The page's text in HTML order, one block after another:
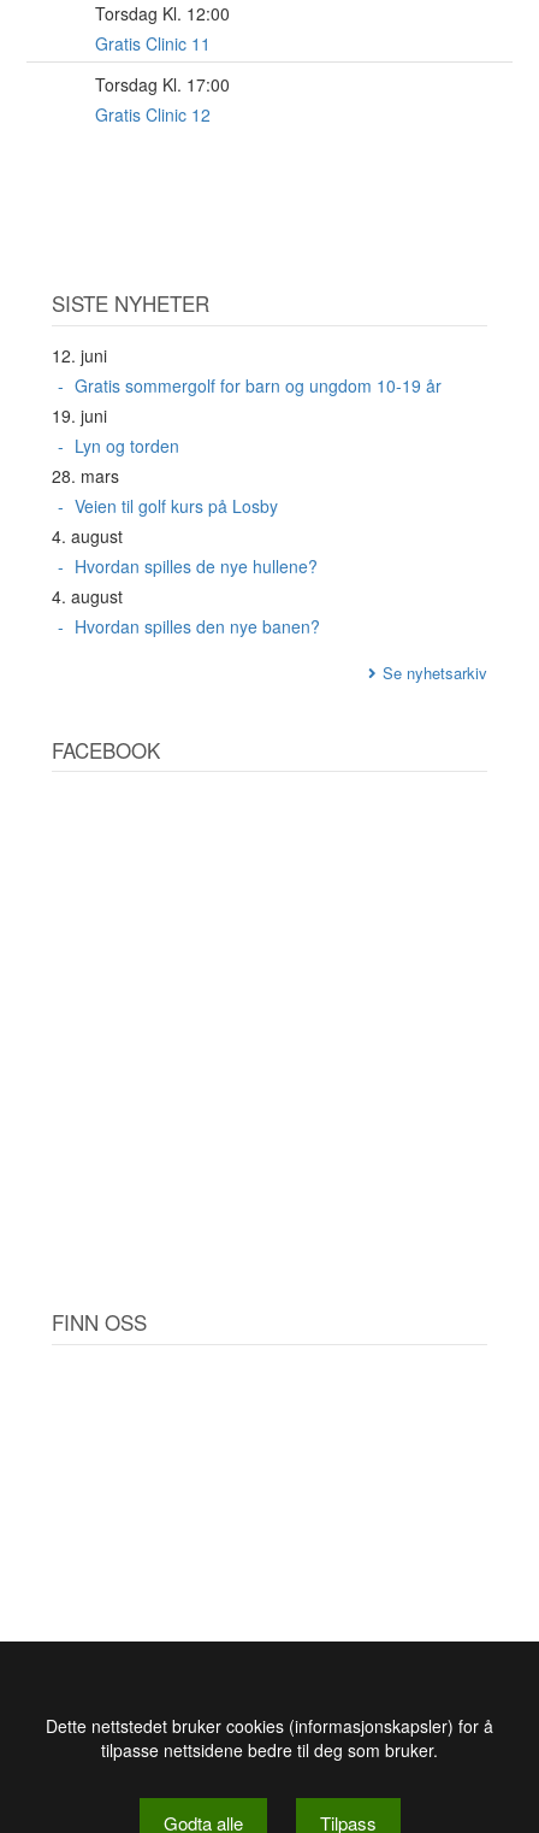
Torsdag Kl. 12:00
Gratis Clinic 11
Torsdag Kl. 17:00
Gratis Clinic 12
SISTE NYHETER
12. juni
Gratis sommergolf for barn og ungdom 10-19 år
19. juni
Lyn og torden
28. mars
Veien til golf kurs på Losby
4. august
Hvordan spilles de nye hullene?
4. august
Hvordan spilles den nye banen?
Se nyhetsarkiv
FACEBOOK
FINN OSS
Dette nettstedet bruker cookies (informasjonskapsler) for å
tilpasse nettsidene bedre til deg som bruker.
Godta alle Tilpass